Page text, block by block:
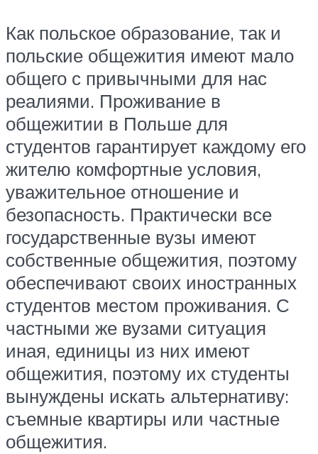
Как польское образование, так и
польские общежития имеют мало
общего с привычными для нас
реалиями. Проживание в
общежитии в Польше для
студентов гарантирует каждому его
жителю комфортные условия,
уважительное отношение и
безопасность. Практически все
государственные вузы имеют
собственные общежития, поэтому
обеспечивают своих иностранных
студентов местом проживания. С
частными же вузами ситуация
иная, единицы из них имеют
общежития, поэтому их студенты
вынуждены искать альтернативу:
съемные квартиры или частные
общежития.